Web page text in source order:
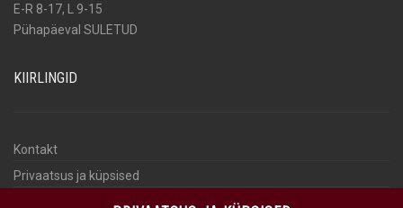
E-R 8-17, L 9-15
Pühapäeval SULETUD
KIIRLINGID
Kontakt
Privaatsus ja küpsised